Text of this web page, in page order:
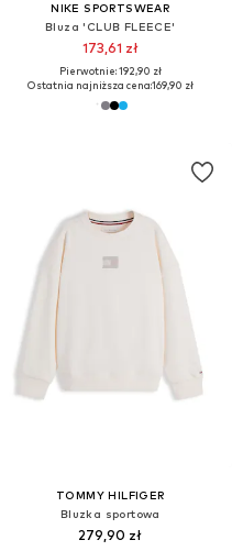
NIKE SPORTSWEAR
Bluza 'CLUB FLEECE'
173,61 zł
Pierwotnie: 192,90 zł
Ostatnia najniższa cena:169,90 zł
TOMMY HILFIGER
Bluzka sportowa
279,90 zł